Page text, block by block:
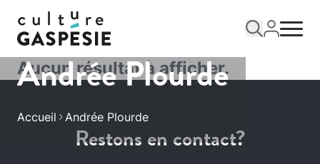
Andrée Plourde
Accueil Andrée Plourde
Aucun résultat à afficher.
Restons en contact?